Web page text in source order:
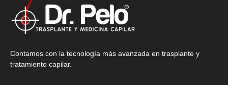
Contamos con la tecnología más avanzada en trasplante y
tratamiento capilar.